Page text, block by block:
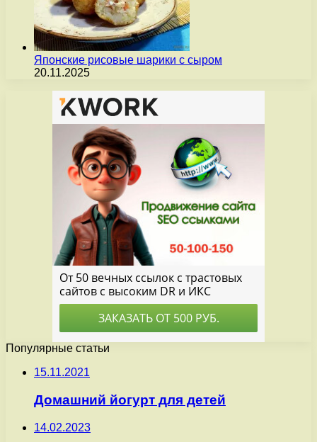
Японские рисовые шарики с сыром
20.11.2025
Популярные статьи
15.11.2021
Домашний йогурт для детей
14.02.2023